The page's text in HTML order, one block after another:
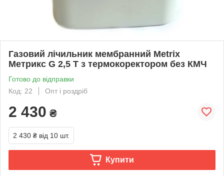
Газовий лічильник мембранний Metrix
Метрикс G 2,5 T з термокоректором без КМЧ
Готово до відправки
Код: 22
Опт і роздріб
2 430 ₴
2 430 ₴ від 10 шт.
Купити